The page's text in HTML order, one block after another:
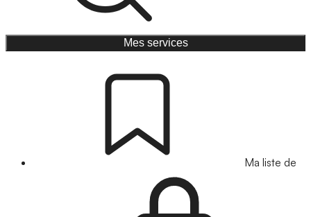
Mes services
Ma liste de